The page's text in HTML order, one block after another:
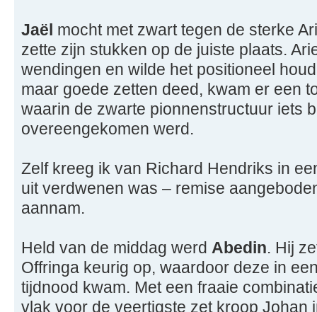
Jaël mocht met zwart tegen de sterke
zette zijn stukken op de juiste plaats.
wendingen en wilde het positioneel
maar goede zetten deed, kwam er een
waarin de zwarte pionnenstructuur iets
overeengekomen werd.
Zelf kreeg ik van Richard Hendriks in
uit verdwenen was – remise
aannam.
Held van de middag werd Abedin. Hij
Offringa keurig op, waardoor deze in
tijdnood kwam. Met een fraaie
vlak voor de veertigste zet kroop Johan